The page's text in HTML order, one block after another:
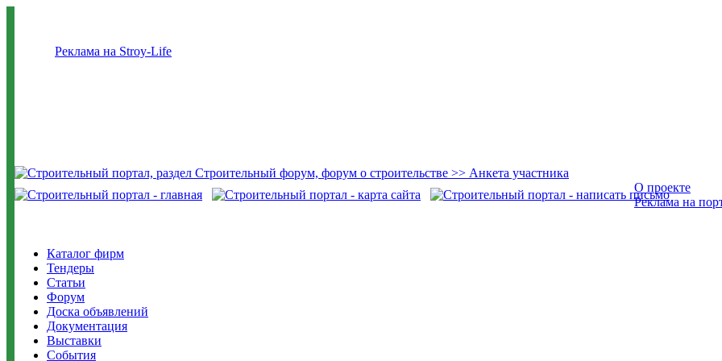
Реклама на Stroy-Life
О проекте
Реклама на
Каталог фирм
Тендеры
Статьи
Форум
Доска объявлений
Документация
Выставки
События